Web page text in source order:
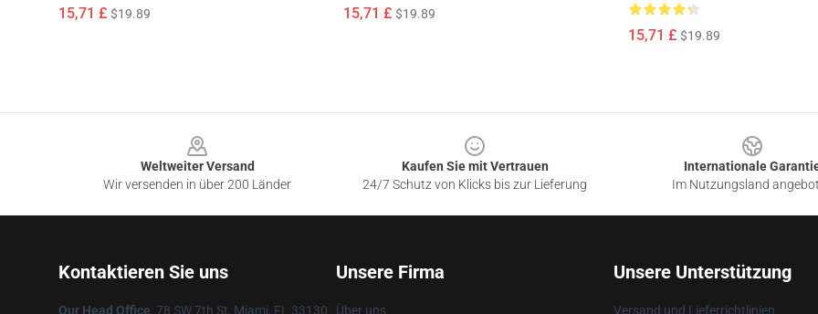
15,71 £ $19.89 15,71 £ $19.89
15,71 £ $19.89
Weltweiter Versand
Wir versenden in über 200 Länder
Kaufen Sie mit Vertrauen
24/7 Schutz von Klicks bis zur Lieferung
Internationale
Im Nutzungsland
Kontaktieren Sie uns
Our Head Office: 78 SW 7th St, Miami, FL 33130
Unsere Firma
Über uns
Unsere Unterstützung
Versand und Lieferrichtlinien